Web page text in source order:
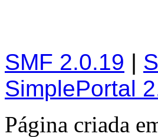
SMF 2.0.19 |
SimplePortal
Página criada